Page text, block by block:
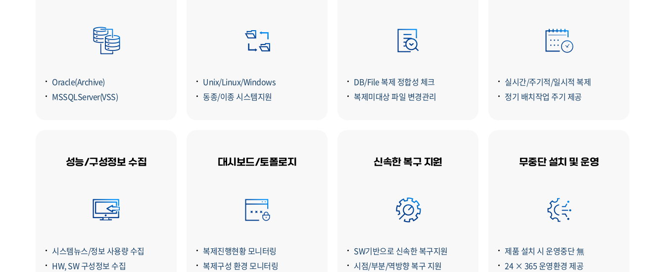
Oracle(Archive)
MSSQLServer(VSS)
Unix/Linux/Windows
동종/이종 시스템지원
DB/File 복제 정합성 체크
복제미대상 파일 변경관리
실시간/주기적/일시적 복제
정기 배치작업 주기 제공
성능/구성정보 수집
시스템뉴스/정보 사용량 수집
HW, SW 구성정보 수집
대시보드/토폴로지
복제진행현황 모니터링
복제구성 환경 모니터링
신속한 복구 지원
SW기반으로 신속한 복구지원
시점/부분/역방향 복구 지원
무중단 설치 및 운영
제품 설치 시 운영중단 無
24 × 365 운영환경 제공